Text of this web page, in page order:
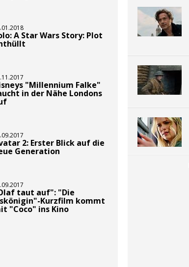
A Star Wars Story: Plot
"Millennium Falke"
in der Nähe Londons
2: Erster Blick auf die
Generation
taut auf": "Die
Kurzfilm kommt
"Coco" ins Kino